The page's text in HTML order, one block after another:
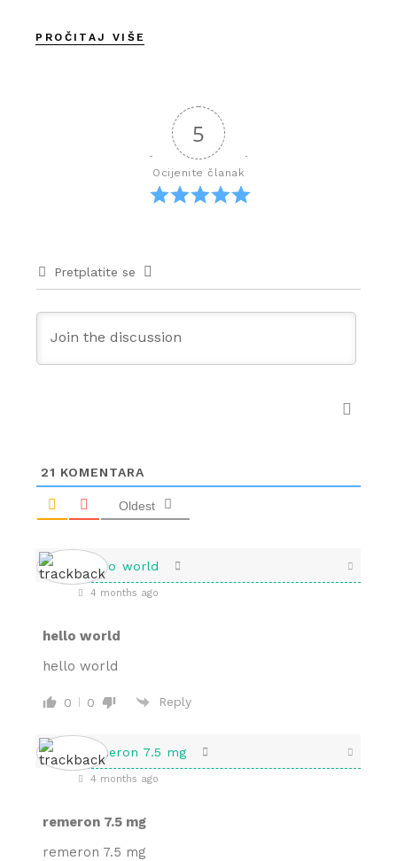
PROČITAJ VIŠE
5
Ocijenite članak
Pretplatite se
21 KOMENTARA
Oldest
hello world
4 months ago
hello world
hello world
0 0 Reply
remeron 7.5 mg
4 months ago
remeron 7.5 mg
remeron 7.5 mg